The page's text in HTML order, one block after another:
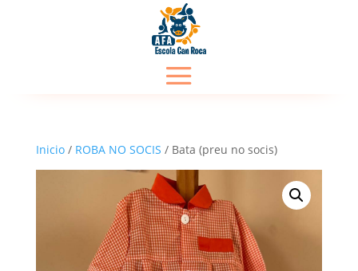
Inicio/ ROBA NO SOCIS / Bata (preu no socis)